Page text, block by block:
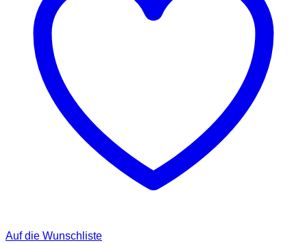
Auf die Wunschliste